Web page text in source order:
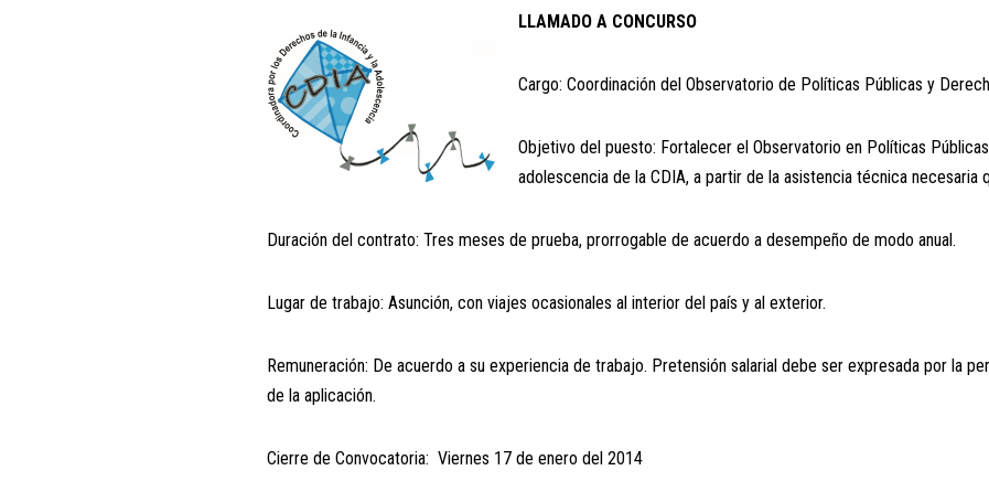
LLAMADO A CONCURSO
Cargo: Coordinación del Observatorio de Políticas Públicas y
Objetivo del puesto: Fortalecer el Observatorio en Políticas
adolescencia de la CDIA, a partir de la asistencia técnica necesaria
Duración del contrato: Tres meses de prueba, prorrogable de acuerdo a desempeño de modo anual.
Lugar de trabajo: Asunción, con viajes ocasionales al interior del país y al exterior.
Remuneración: De acuerdo a su experiencia de trabajo. Pretensión salarial debe ser expresada por la
de la aplicación.
Cierre de Convocatoria: Viernes 17 de enero del 2014